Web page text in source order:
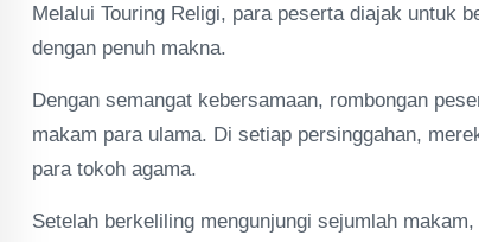
Melalui Touring Religi, para peserta diajak untuk
dengan penuh makna.
Dengan semangat kebersamaan, rombongan
makam para ulama. Di setiap persinggahan,
para tokoh agama.
Setelah berkeliling mengunjungi sejumlah